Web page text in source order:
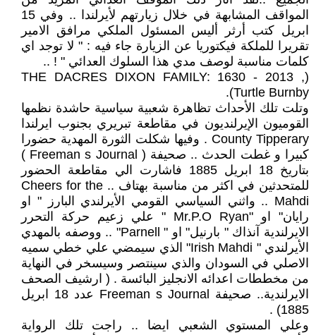
المواقف المشابهة في خلال زيارتهم لأيرلندا .. وفي 15
ابريل كتب أرثر أليس المسئول الملكي مرافق الامير
تقريرا للملكة فيكتوريا عن الزيارة جاء فيه : " لا توجد اي
كلمات مناسبة لوصف مدي هذا السلوك العدائي " ! ..
(THE DACRES DIXON FAMILY: 1630 - 2013 ,
Turtle Burnby).
وتلت تلك الأحداث تظاهرة شعبية سياسية حاشدة نظمها
القوميون الإيرلنديون في مقاطعة تبريري بجنوب ايرلندا
County Tipperary . وفيها شكلت الثورة المهدية حضورا
كبيرا و غطت الحدث .. صحيفة ( Freeman s Journal )
بتاريخ 18 ابريل 1885 فاشارت الي مقاطعة الحضور
للمتحدثين في اكثر من مناسبة بهتاف .. Cheers for the
Mahdi .. واثني السياسي القومي الأيرلندي البارز " او
رايان" او "Mr.P.O Ryan " علي زعيم حركة التحرر
الايرلندية آنذاك " بارنيل" او " Parnell" .. ووصفه بالمهدي
الأيرلندي " Irish Mahdi" الذي سيمضي علي خطي سميه
الاصلي في السودان والذي سينتصر وسيسخر في النهاية
من مخططات اعدائه الانجليز البائسة . ( ارشيف الصحف
الايرلندية.. صحيفة Freeman s Journal عدد 18 ابريل
1885) .
وعلي المستوي الشعبي ايضا .. راجت تلك الرواية